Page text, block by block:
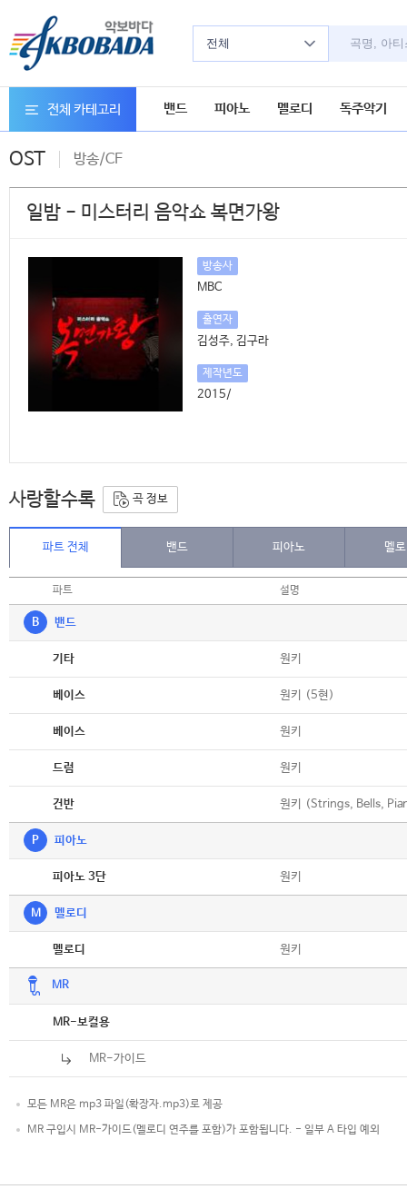
전체
전체 카테고리 밴드 피아노 멜로디 독주악기
OST 방송/CF
일밤 - 미스터리 음악쇼 복면가왕
방송사
MBC
출연자
김성주, 김구라
제작년도
2015/
사랑할수록 곡 정보
파트 전체 밴드 피아노 멜
파트 설명
B 밴드
기타 원키
베이스 원키 (5현)
베이스 원키
드럼 원키
건반 원키 (Strings, Bells,
P 피아노
피아노 3단 원키
M 멜로디
멜로디 원키
MR
MR-보컬용
MR-가이드
모든 MR은 mp3 파일(확장자.mp3)로 제공
MR 구입시 MR-가이드(멜로디 연주를 포함)가 포함됩니다. - 일부 A 타입 예외